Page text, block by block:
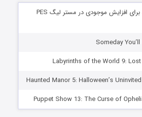
نرم افزار فوق العاده برای افزایش موجودی در مستر لیگ PES